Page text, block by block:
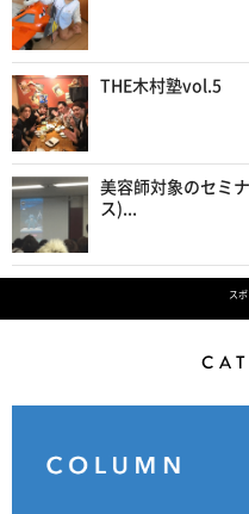
THE木村塾vol.5
美容師対象のセミ
ス)...
ス